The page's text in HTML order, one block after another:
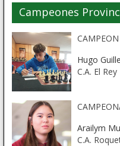
Campeones
Hugo
C.A. El
Arailym
C.A.